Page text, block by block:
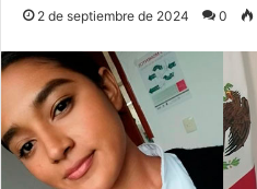
2 de septiembre de 2024 0